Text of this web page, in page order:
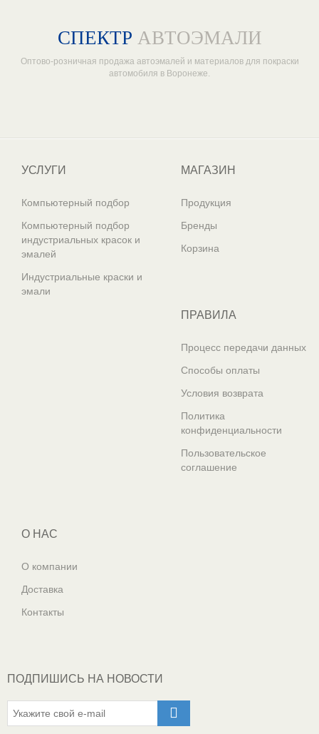
СПЕКТР АВТОЭМАЛИ
Оптово-розничная продажа автоэмалей и материалов для покраски
автомобиля в Воронеже.
УСЛУГИ
Компьютерный подбор
Компьютерный подбор
индустриальных красок и
эмалей
Индустриальные краски и
эмали
МАГАЗИН
Продукция
Бренды
Корзина
ПРАВИЛА
Процесс передачи данных
Способы оплаты
Условия возврата
Политика
конфиденциальности
Пользовательское
соглашение
О НАС
О компании
Доставка
Контакты
ПОДПИШИСЬ НА НОВОСТИ